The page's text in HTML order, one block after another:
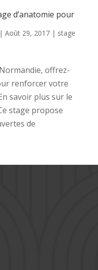
d’anatomie pour
Août 29, 2017| stage
offrez-
renforcer votre
savoir plus sur le
stage propose
de